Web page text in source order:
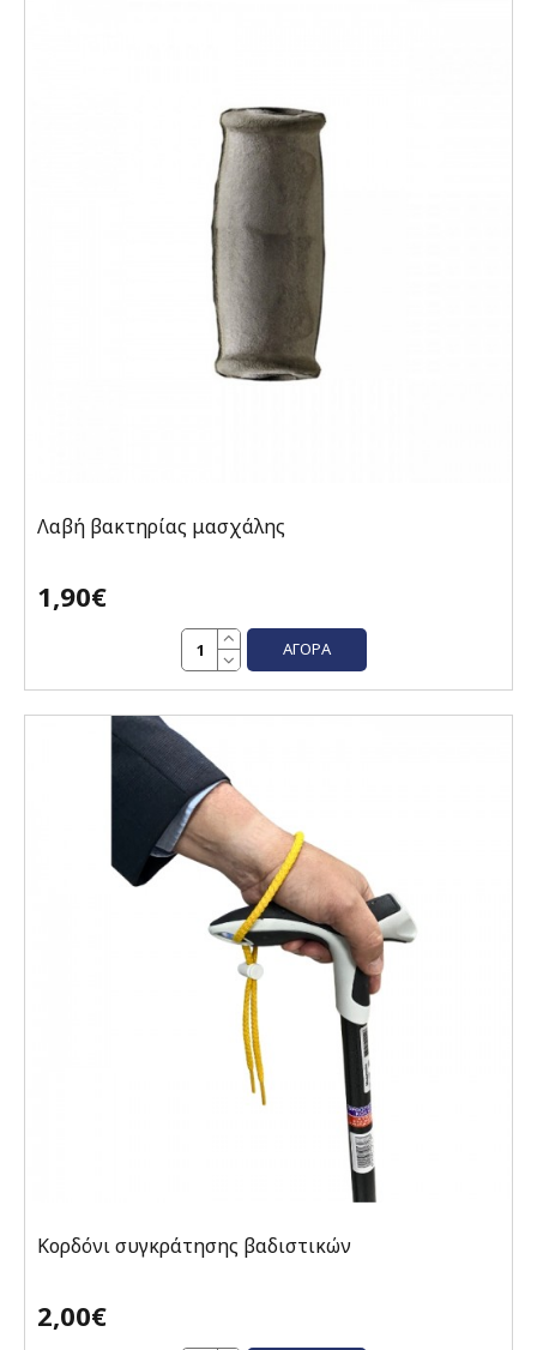
Λαβή βακτηρίας μασχάλης
1,90€
ΑΓΟΡΆ
Κορδόνι συγκράτησης βαδιστικών
2,00€